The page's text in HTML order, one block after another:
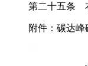
第二十五条
附件：碳达